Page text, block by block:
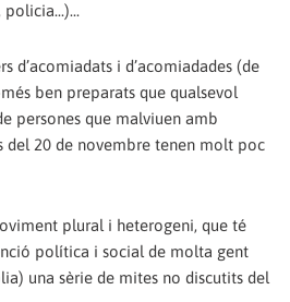
d’acomiadats i d’acomiadades (de
ben preparats que qualsevol
persones que malviuen amb
del 20 de novembre tenen molt poc
plural i heterogeni, que té
política i social de molta gent
una sèrie de mites no discutits del